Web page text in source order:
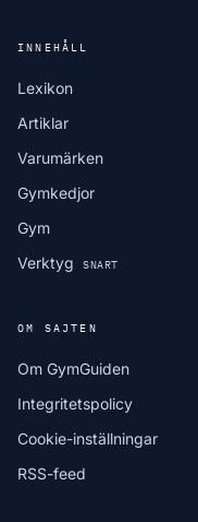
INNEHÅLL
Lexikon
Artiklar
Varumärken
Gymkedjor
Gym
Verktyg
SNART
OM SAJTEN
Om GymGuiden
Integritetspolicy
Cookie-inställningar
RSS-feed